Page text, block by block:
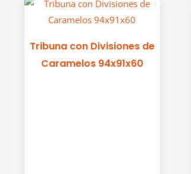
Tribuna con Divisiones de
Caramelos 94x91x60